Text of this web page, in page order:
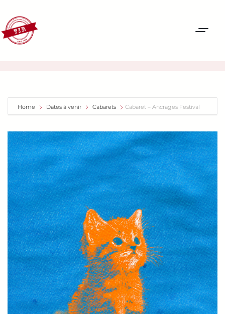
Home Dates à venir Cabarets Cabaret – Ancrages Festival